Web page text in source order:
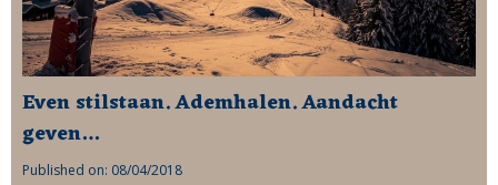
Even stilstaan. Ademhalen. Aandacht
geven…
Published on: 08/04/2018